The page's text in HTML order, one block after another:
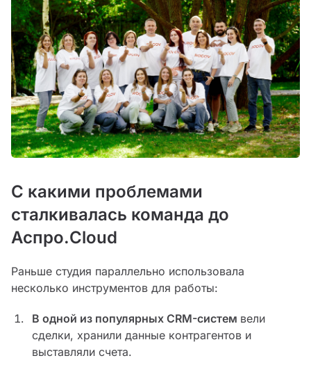
С какими проблемами
сталкивалась команда до
Аспро.Cloud
Раньше студия параллельно использовала
несколько инструментов для работы:
В одной из популярных CRM-систем вели
сделки, хранили данные контрагентов и
выставляли счета.